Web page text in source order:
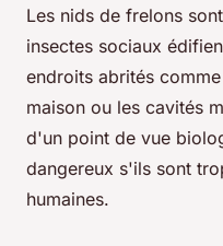
Les nids de frelons
insectes sociaux
endroits abrités
maison ou les cavités
d'un point de vue
dangereux s'ils sont
humaines.